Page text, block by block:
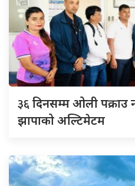
३६दिनसम्म ओली पक्राउ
झापाको अल्टिमेटम